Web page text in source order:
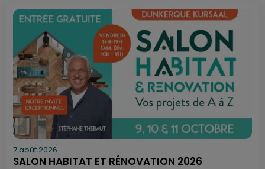
7 août 2026
SALON HABITAT ET RÉNOVATION 2026